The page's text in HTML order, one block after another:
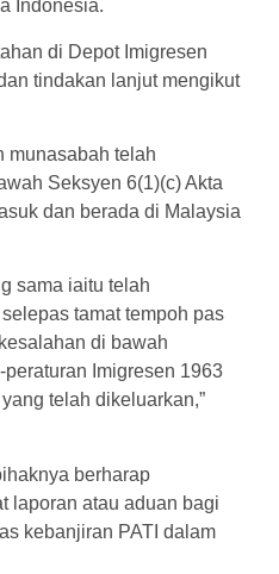
Indonesia.
di Depot Imigresen
tindakan lanjut mengikut
munasabah telah
Seksyen 6(1)(c) Akta
dan berada di Malaysia
sama iaitu telah
tamat tempoh pas
di bawah
Imigresen 1963
telah dikeluarkan,”
berharap
laporan atau aduan bagi
kebanjiran PATI dalam